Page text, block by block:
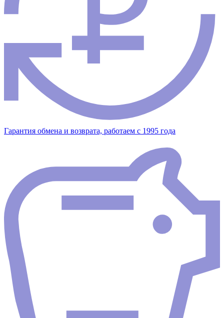
Гарантия обмена и возврата, работаем с 1995 года